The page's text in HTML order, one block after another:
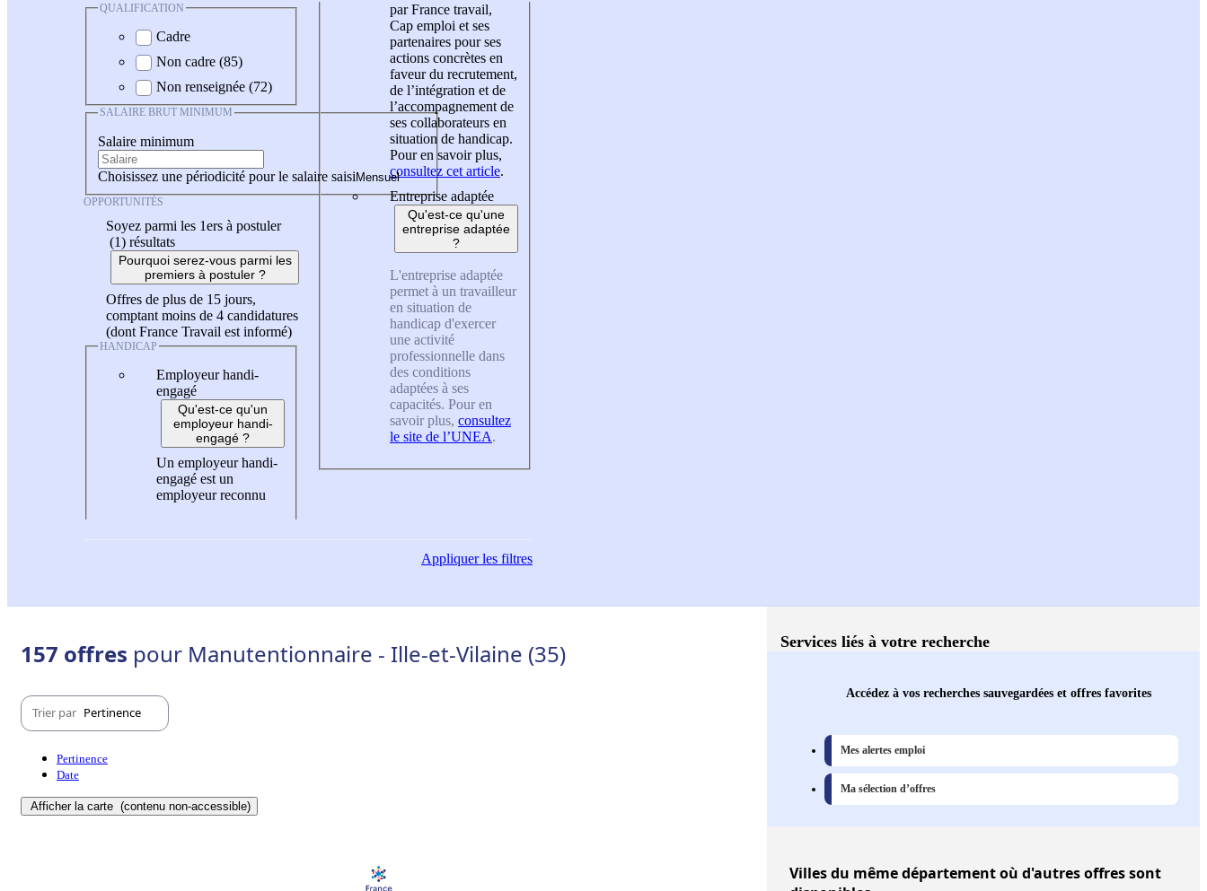
QUALIFICATION
Cadre
Non cadre (85)
Non renseignée (72)
SALAIRE BRUT MINIMUM
Salaire minimum
Choisissez une périodicité pour le salaire saisi
OPPORTUNITÉS
Soyez parmi les 1ers à postuler
(1) résultats
Pourquoi serez-vous parmi les
premiers à postuler ?
Offres de plus de 15 jours,
comptant moins de 4 candidatures
(dont France Travail est informé)
HANDICAP
Employeur handi-
engagé
Qu'est-ce qu'un
employeur handi-
engagé ?
Un employeur handi-
engagé est un
employeur reconnu
par France travail,
Cap emploi et ses
partenaires pour ses
actions concrètes en
faveur du recrutement,
de l’intégration et de
l’accompagnement de
ses collaborateurs en
situation de handicap.
Pour en savoir plus,
consultez cet article.
Entreprise adaptée
Qu'est-ce qu'une
entreprise adaptée
?
L'entreprise adaptée
permet à un travailleur
en situation de
handicap d'exercer
une activité
professionnelle dans
des conditions
adaptées à ses
capacités. Pour en
savoir plus, consultez
le site de l’UNEA.
Appliquerles filtres
157 offres pour Manutentionnaire - Ille-et-Vilaine (35)
Trier par Pertinence
Pertinence
Date
Afficher la carte (contenu non-accessible)
Services liés à votre recherche
Accédez à vos recherches sauvegardées et offres favorites
Mes alertes emploi
Ma sélection d’offres
Villesdu même département où d'autres offres sont